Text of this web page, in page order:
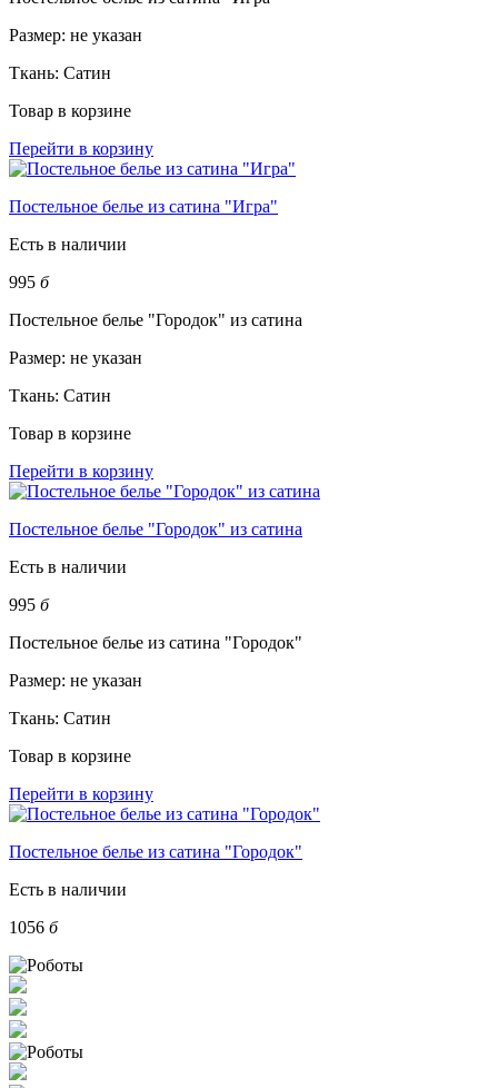
Размер: не указан
Ткань: Сатин
Товар в корзине
Перейти в корзину
Постельное белье из сатина "Игра"
Есть в наличии
995 б
Постельное белье "Городок" из сатина
Размер: не указан
Ткань: Сатин
Товар в корзине
Перейти в корзину
Постельное белье "Городок" из сатина
Есть в наличии
995 б
Постельное белье из сатина "Городок"
Размер: не указан
Ткань: Сатин
Товар в корзине
Перейти в корзину
Постельное белье из сатина "Городок"
Есть в наличии
1056 б